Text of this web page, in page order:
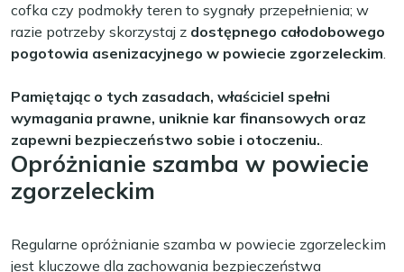
cofka czy podmokły teren to sygnały przepełnienia; w
razie potrzeby skorzystaj z dostępnego całodobowego
pogotowia asenizacyjnego w powiecie zgorzeleckim.
Pamiętając o tych zasadach, właściciel spełni
wymagania prawne, uniknie kar finansowych oraz
zapewni bezpieczeństwo sobie i otoczeniu..
Opróżnianie szamba w powiecie
zgorzeleckim
Regularne opróżnianie szamba w powiecie zgorzeleckim
jest kluczowe dla zachowania bezpieczeństwa